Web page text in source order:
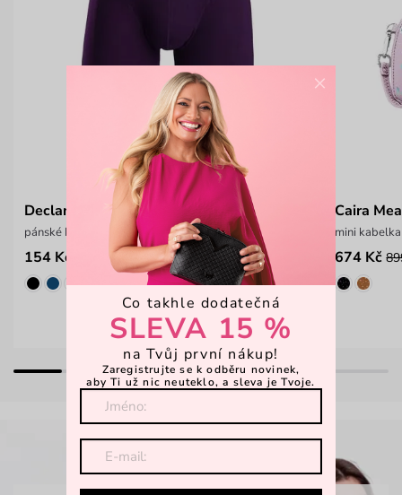
Declan Dark Purple
pánské boxerky
154 Kč 249 Kč
Caira
mini
674 Kč
×
Co takhle dodatečná
SLEVA 15 %
na Tvůj první nákup!
Zaregistrujte se k odběru novinek,
aby Ti už nic neuteklo, a sleva je Tvoje.